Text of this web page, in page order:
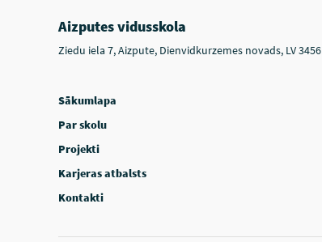
Aizputes vidusskola
Ziedu iela 7, Aizpute, Dienvidkurzemes novads, LV 3456
Sākumlapa
Par skolu
Projekti
Karjeras atbalsts
Kontakti